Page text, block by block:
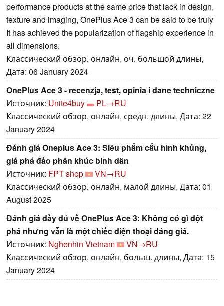
performance products at the same price that lack in design,
texture and imaging, OnePlus Ace 3 can be said to be truly
It has achieved the popularization of flagship experience in
all dimensions.
Классический обзор, онлайн, оч. большой длины,
Дата: 06 January 2024
OnePlus Ace 3 - recenzja, test, opinia i dane techniczne
Источник: Unite4buy
PL→RU
Классический обзор, онлайн, средн. длины, Дата: 22
January 2024
Đánh giá Oneplus Ace 3: Siêu phẩm cấu hình khủng,
giá phá đảo phân khúc bình dân
Источник: FPT shop
VN→RU
Классический обзор, онлайн, малой длины, Дата: 01
August 2025
Đánh giá đầy đủ về OnePlus Ace 3: Không có gì đột
phá nhưng vẫn là một chiếc điện thoại đáng giá.
Источник: Nghenhin Vietnam
VN→RU
Классический обзор, онлайн, больш. длины, Дата: 15
January 2024